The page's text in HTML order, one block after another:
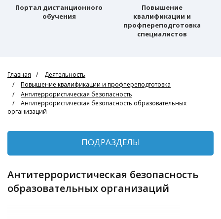
Портал дистанционного
обучения
Повышение
квалификации и
профпереподготовка
специалистов
Главная
Деятельность
Повышение квалификации и профпереподготовка
Антитеррористическая безопасность
Антитеррористическая безопасность образовательных
организаций
ПОДРАЗДЕЛЫ
Антитеррористическая безопасность
образовательных организаций